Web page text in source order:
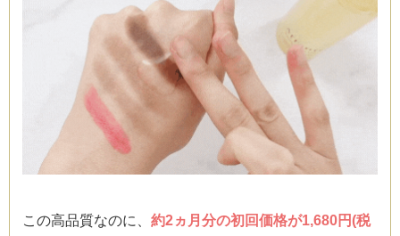
この高品質なのに、 約2ヵ月分の初回価格が1,680円(税